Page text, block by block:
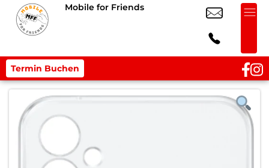
Mobile for Friends
Termin Buchen